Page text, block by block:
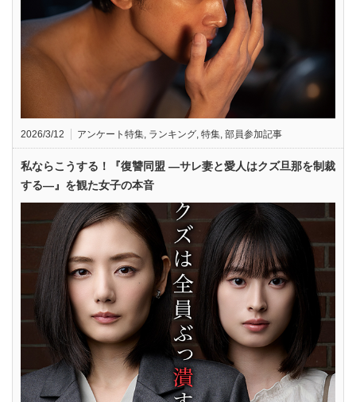
2026/3/12 アンケート特集 ランキング 特集 部員参加記事
私ならこうする！『復讐同盟 —サレ妻と愛人はクズ旦那を制裁
する—』を観た女子の本音